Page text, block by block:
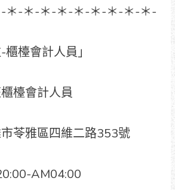
＊-＊-＊-＊-＊-＊-＊-＊-＊-
櫃檯會計人員」
檯會計人員
苓雅區四維二路353號
AM04:00